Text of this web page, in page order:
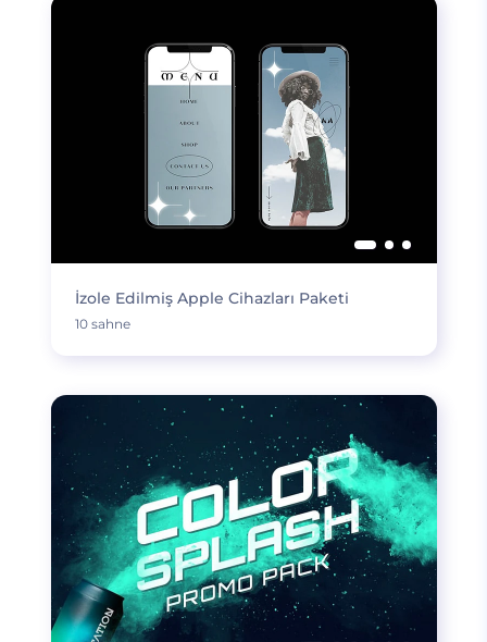
İzole Edilmiş Apple Cihazları Paketi
10 sahne